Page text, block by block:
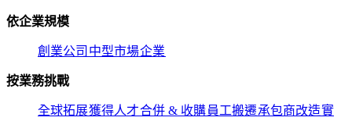
依企業規模​​
創業公司​​ 中型市場​​企業​​
按業務挑戰​​
全球拓展​​獲得人才​​合併 & 收購​​員工搬遷​​承包商改造​​實